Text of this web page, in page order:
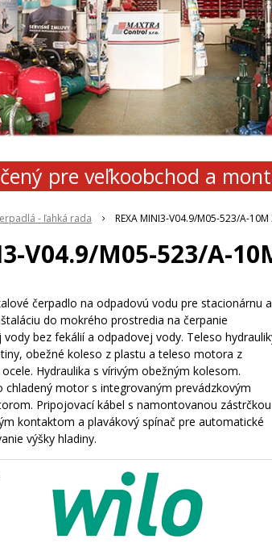
pre veľkoobchod a
- ľahká rada REXA MINI3-V04.9/M05-523/A-
V04.9/M05-523/A-
čerpadlo na odpadovú vodu pre stacionárnu a
do mokrého prostredia na čerpanie
vody bez fekálií a odpadovej vody. Teleso
obežné koleso z plastu a teleso motora z
Hydraulika s vírivým obežným kolesom.
chladený motor s integrovaným prevádzkovým
Pripojovací kábel s namontovanou zástrčkou
kontaktom a plavákový spínač pre automatické
výšky hladiny.